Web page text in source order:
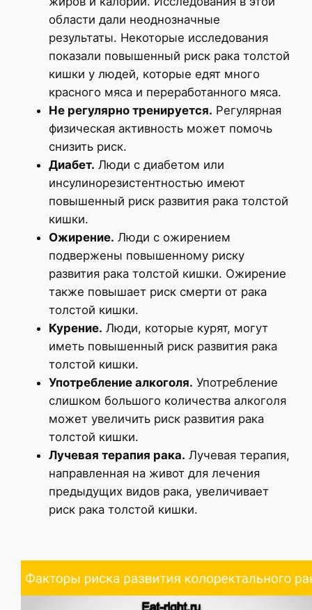
области дали неоднозначные
результаты. Некоторые исследования
показали повышенный риск рака толстой
кишки у людей, которые едят много
красного мяса и переработанного мяса.
Не регулярно тренируется. Регулярная
физическая активность может помочь
снизить риск.
Диабет. Люди с диабетом или
инсулинорезистентностью имеют
повышенный риск развития рака толстой
кишки.
Ожирение. Люди с ожирением
подвержены повышенному риску
развития рака толстой кишки. Ожирение
также повышает риск смерти от рака
толстой кишки.
Курение. Люди, которые курят, могут
иметь повышенный риск развития рака
толстой кишки.
Употребление алкоголя. Употребление
слишком большого количества алкоголя
может увеличить риск развития рака
толстой кишки.
Лучевая терапия рака. Лучевая терапия,
направленная на живот для лечения
предыдущих видов рака, увеличивает
риск рака толстой кишки.